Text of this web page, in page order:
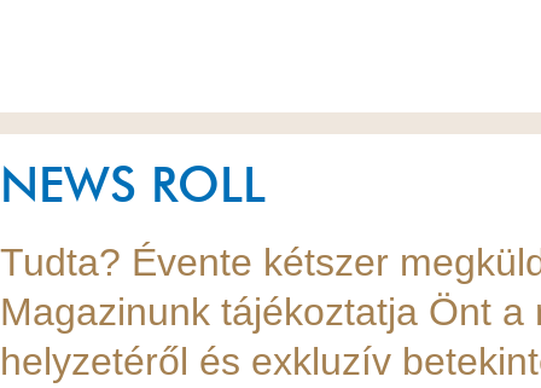
NEWS ROLL
Tudta? Évente kétszer
Magazinunk tájékoztatja Önt
helyzetéről és exkluzív